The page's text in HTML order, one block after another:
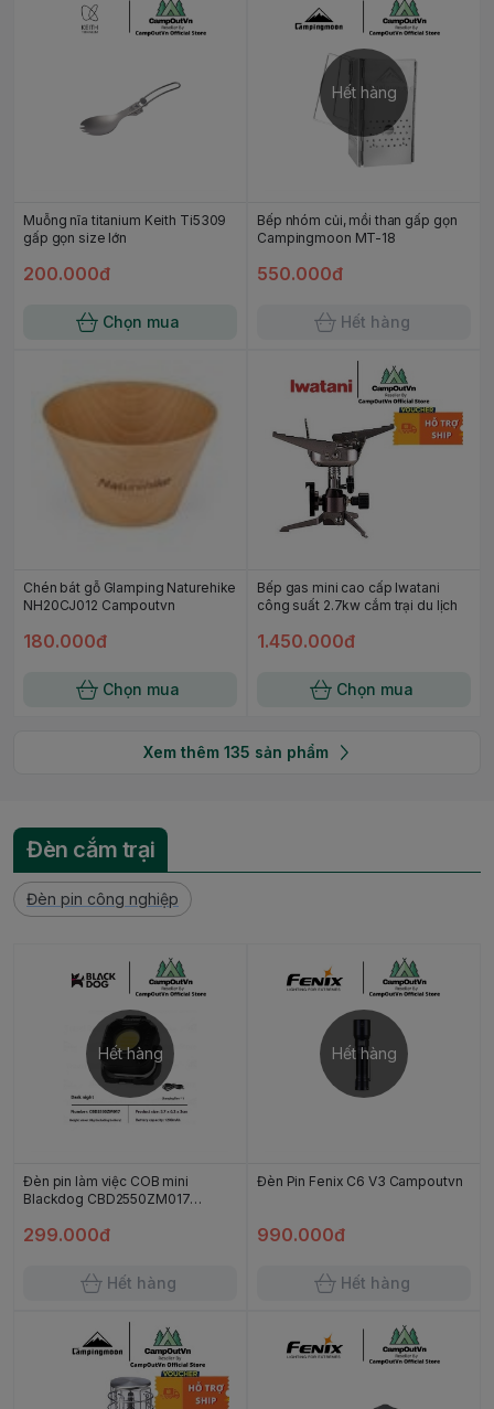
Muỗng nĩa titanium Keith Ti5309
gấp gọn size lớn
200.000đ
Chọn mua
Hết hàng
Bếp nhóm củi, mồi than gấp gọn
Campingmoon MT-18
550.000đ
Hết hàng
Chén bát gỗ Glamping Naturehike
NH20CJ012 Campoutvn
180.000đ
Chọn mua
Bếp gas mini cao cấp Iwatani
công suất 2.7kw cắm trại du lịch
1.450.000đ
Chọn mua
Xem thêm 135 sản phẩm
Đèn cắm trại
Đèn pin công nghiệp
Hết hàng
Đèn pin làm việc COB mini
Blackdog CBD2550ZM017
299.000đ
Hết hàng
Hết hàng
Đèn Pin Fenix C6 V3 Campoutvn
990.000đ
Hết hàng